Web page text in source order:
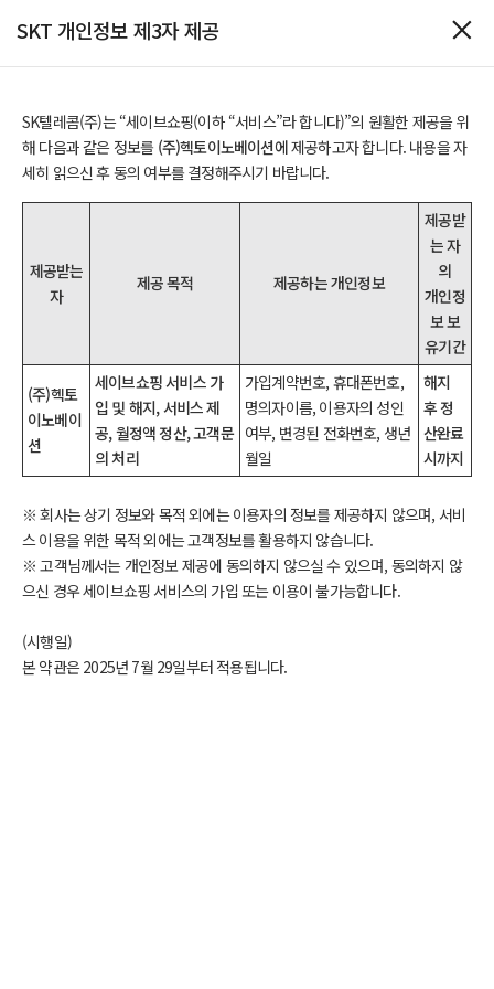
SKT 개인정보 제3자 제공
SK텔레콤(주)는 “세이브쇼핑(이하 “서비스”라 합니다)”의 원활한 제공을 위
해 다음과 같은 정보를 (주)헥토이노베이션에제공하고자 합니다. 내용을 자
제공받는
자
제공 목적 제공하는 개인정보
제공받
는 자
의
개인정
보 보
유기간
(주)헥토
이노베이
션
세이브쇼핑 서비스 가
입 및 해지, 서비스 제
공, 월정액 정산, 고객문
의 처리
가입계약번호, 휴대폰번호,
명의자이름, 이용자의 성인
여부, 변경된 전화번호, 생년
월일
해지
후 정
산완료
시까지
※ 회사는 상기 정보와 목적 외에는 이용자의 정보를 제공하지 않으며, 서비
스 이용을 위한 목적 외에는 고객정보를 활용하지 않습니다.
※ 고객님께서는 개인정보 제공에 동의하지 않으실 수 있으며, 동의하지 않
으신 경우 세이브쇼핑 서비스의 가입 또는 이용이 불가능합니다.
(시행일)